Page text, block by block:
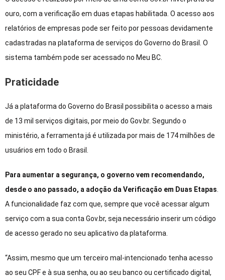
ouro, com a verificação em duas etapas habilitada. O acesso aos
relatórios de empresas pode ser feito por pessoas devidamente
cadastradas na plataforma de serviços do Governo do Brasil. O
sistema também pode ser acessado no Meu BC.
Praticidade
Já a plataforma do Governo do Brasil possibilita o acesso a mais
de 13 mil serviços digitais, por meio do Gov.br. Segundo o
ministério, a ferramenta já é utilizada por mais de 174 milhões de
usuários em todo o Brasil.
Para aumentar a segurança, o governo vem recomendando,
desde o ano passado, a adoção da Verificação em Duas Etapas.
A funcionalidade faz com que, sempre que você acessar algum
serviço com a sua conta Gov.br, seja necessário inserir um código
de acesso gerado no seu aplicativo da plataforma.
“Assim, mesmo que um terceiro mal-intencionado tenha acesso
ao seu CPF e à sua senha, ou ao seu banco ou certificado digital,